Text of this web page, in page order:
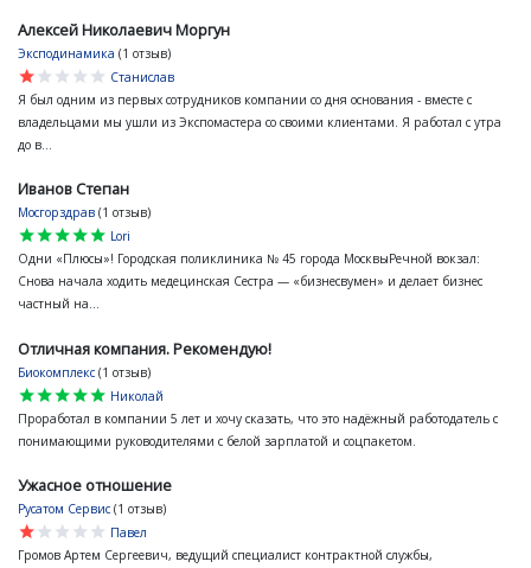
Алексей Николаевич Моргун
Эксподинамика (1 отзыв)
star
star
star
star
star
Станислав
Я был одним из первых сотрудников компании со дня основания - вместе с
владельцами мы ушли из Экспомастера со своими клиентами. Я работал с утра
до в...
Иванов Степан
Мосгорздрав (1 отзыв)
star
star
star
star
star
Lori
Одни «Плюсы»! Городская поликлиника № 45 города МосквыРечной вокзал:
Снова начала ходить медецинская Сестра — «бизнесвумен» и делает бизнес
частный на...
Отличная компания. Рекомендую!
Биокомплекс (1 отзыв)
star
star
star
star
star
Николай
Проработал в компании 5 лет и хочу сказать, что это надёжный работодатель с
понимающими руководителями с белой зарплатой и соцпакетом.
Ужасное отношение
Русатом Сервис (1 отзыв)
star
star
star
star
star
Павел
Громов Артем Сергеевич, ведущий специалист контрактной службы,